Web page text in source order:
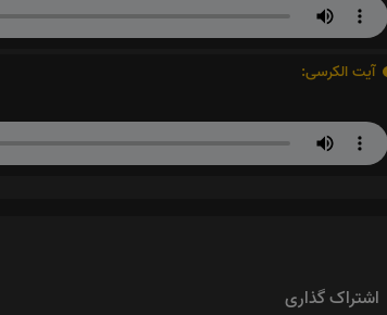
آیت الکرسی:
اشتراک گذاری